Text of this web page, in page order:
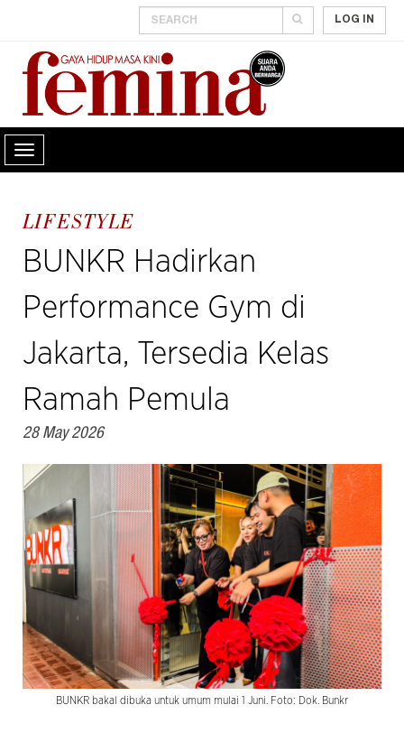
LOG IN
LIFESTYLE
BUNKR Hadirkan
Performance Gym di
Jakarta, Tersedia Kelas
Ramah Pemula
28 May 2026
BUNKR bakal dibuka untuk umum mulai 1 Juni. Foto: Dok. Bunkr